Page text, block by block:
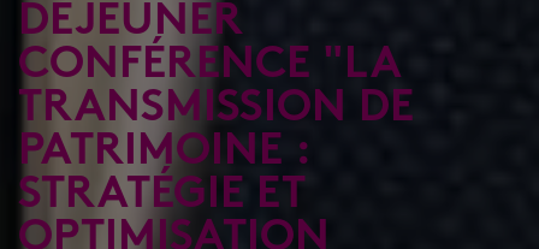
DÉJEUNER
CONFÉRENCE "LA
TRANSMISSION DE
PATRIMOINE :
STRATÉGIE ET
OPTIMISATION